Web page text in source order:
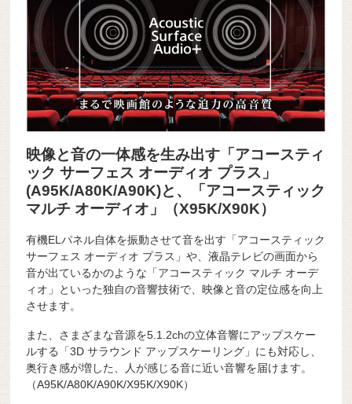
映像と音の一体感を生み出す「アコースティ
ック サーフェス オーディオ プラス」
(A95K/A80K/A90K)と、「アコースティック
マルチ オーディオ」（X95K/X90K）
有機ELパネル自体を振動させて音を出す「アコースティック
サーフェス オーディオ プラス」や、液晶テレビの画面から
音が出ているかのような「アコースティック マルチ オーデ
ィオ」といった独自の音響技術で、映像と音の定位感を向上
させます。
また、さまざまな音源を5.1.2chの立体音響にアップスケー
ルする「3D サラウンド アップスケーリング」にも対応し、
奥行き感が増した、人が感じる音に近い音響を届けます。
（A95K/A80K/A90K/X95K/X90K）